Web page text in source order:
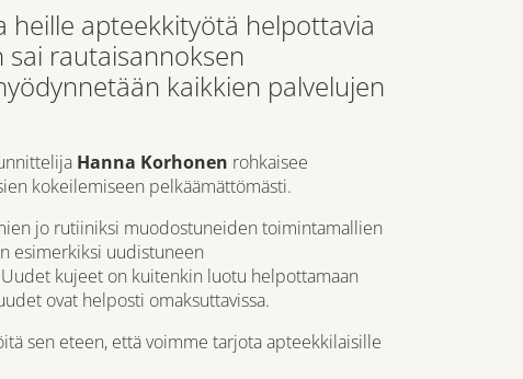
apteekkityötä helpottavia
rautaisannoksen
kaikkien palvelujen
Hanna Korhonen rohkaisee
kokeilemiseen pelkäämättömästi.
jo rutiiniksi muodostuneiden toimintamallien
esimerkiksi uudistuneen
kujeet on kuitenkin luotu helpottamaan
ovat helposti omaksuttavissa.
sen eteen, että voimme tarjota apteekkilaisille